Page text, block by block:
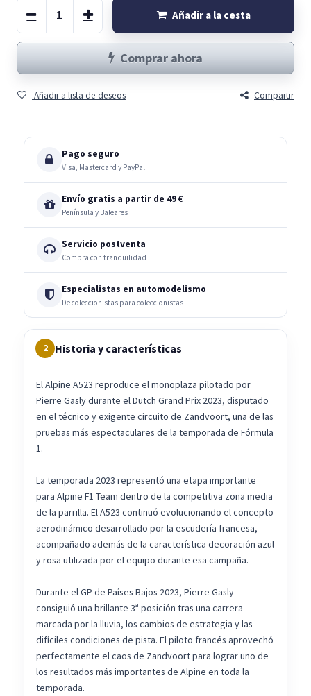
Añadir a la cesta
Comprar ahora
Añadir a lista de deseos Compartir
Pago seguro
Visa, Mastercard y PayPal
Envío gratis a partir de 49 €
Península y Baleares
Servicio postventa
Compra con tranquilidad
Especialistas en automodelismo
De coleccionistas para coleccionistas
2 Historia y características
El Alpine A523 reproduce el monoplaza pilotado por
Pierre Gasly durante el Dutch Grand Prix 2023, disputado
en el técnico y exigente circuito de Zandvoort, una de las
pruebas más espectaculares de la temporada de Fórmula
1.
La temporada 2023 representó una etapa importante
para Alpine F1 Team dentro de la competitiva zona media
de la parrilla. El A523 continuó evolucionando el concepto
aerodinámico desarrollado por la escudería francesa,
acompañado además de la característica decoración azul
y rosa utilizada por el equipo durante esa campaña.
Durante el GP de Países Bajos 2023, Pierre Gasly
consiguió una brillante 3ª posición tras una carrera
marcada por la lluvia, los cambios de estrategia y las
difíciles condiciones de pista. El piloto francés aprovechó
perfectamente el caos de Zandvoort para lograr uno de
los resultados más importantes de Alpine en toda la
temporada.